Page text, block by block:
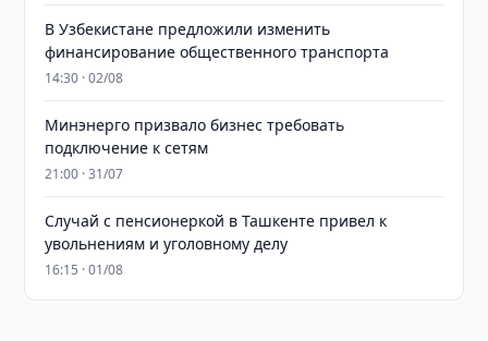
В Узбекистане предложили изменить
финансирование общественного транспорта
14:30 · 02/08
Минэнерго призвало бизнес требовать
подключение к сетям
21:00 · 31/07
Случай с пенсионеркой в Ташкенте привел к
увольнениям и уголовному делу
16:15 · 01/08